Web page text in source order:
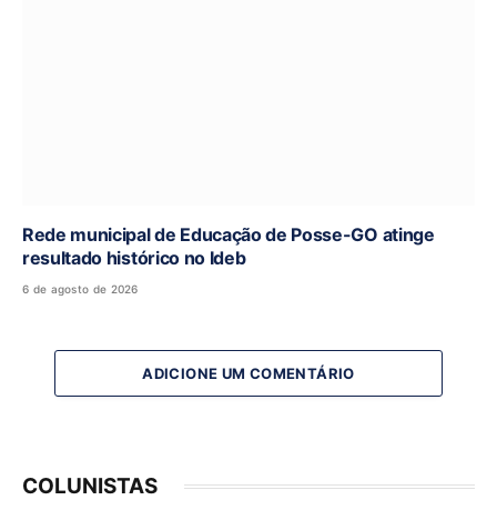
Rede municipal de Educação de Posse-GO atinge
resultado histórico no Ideb
6 de agosto de 2026
ADICIONE UM COMENTÁRIO
COLUNISTAS